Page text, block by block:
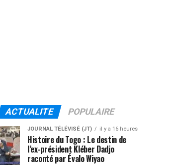
ACTUALITE POPULAIRE
JOURNAL TÉLÉVISÉ (JT) il y a 16 heures
Histoire du Togo : Le destin de
l’ex-président Kléber Dadjo
raconté par Évalo Wiyao